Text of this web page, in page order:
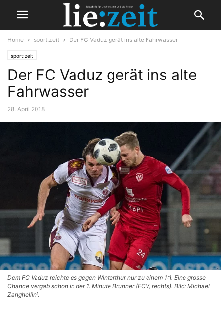
Home sport:zeit Der FC Vaduz gerät ins alte Fahrwasser
sport:zeit
Der FC Vaduz gerät ins alte
Fahrwasser
28. April 2018
Dem FC Vaduz reichte es gegen Winterthur nur zu einem 1:1. Eine grosse
Chance vergab schon in der 1. Minute Brunner (FCV, rechts). Bild: Michael
Zanghellini.